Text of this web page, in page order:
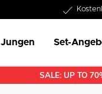
1-3
Jungen Set-
SALE: UP TO